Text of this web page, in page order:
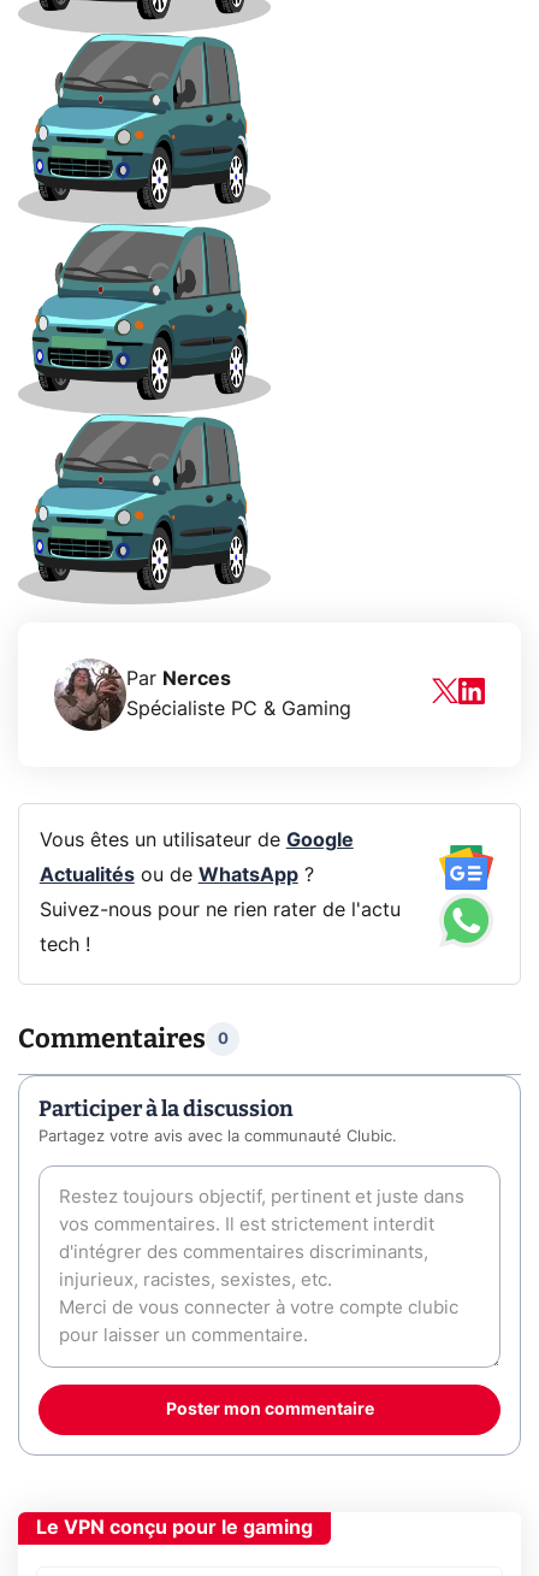
Par Nerces
Spécialiste PC & Gaming
Vous êtes un utilisateur de Google
Actualitésou de WhatsApp?
Suivez-nous pour ne rien rater de l'actu
tech !
Commentaires 0
Participer à la discussion
Partagez votre avis avec la communauté Clubic.
Poster mon commentaire
Le VPN conçu pour le gaming